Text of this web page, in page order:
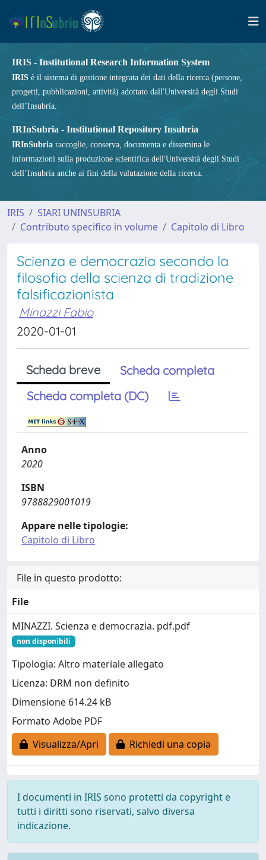
IRIS - Institutional Research Information System
IRIS è il sistema di gestione integrata dei dati della ricerca (persone,
progetti, pubblicazioni, attività) adottato dall'Università degli Studi
dell’Insubria.
IRInSubria - Institutional Repository Insubria
IRInSubria raccoglie, conserva, documenta e dissemina le
informazioni sulla produzione scientifica dell'Università degli Studi
dell’Insubria anche ai fini della valutazione della ricerca.
IRIS
SIARI UNINSUBRIA
Contributo specifico in volume
Capitolo di Libro
Scienza e democrazia secondo la
filosofia della scienza di tradizione
falsificazionista
Minazzi Fabio
2020-01-01
Scheda breve
Scheda completa
Scheda completa (DC)
Anno
2020
ISBN
9788829001019
Appare nelle tipologie:
Capitolo di Libro
File in questo prodotto:
File
MINAZZI. Scienza e democrazia. pdf.pdf
non disponibili
Tipologia: Altro materiale allegato
Licenza: DRM non definito
Dimensione 614.24 kB
Formato Adobe PDF
Visualizza/Apri
Richiedi una copia
I documenti in IRIS sono protetti da copyright e
tutti i diritti sono riservati, salvo diversa
indicazione.